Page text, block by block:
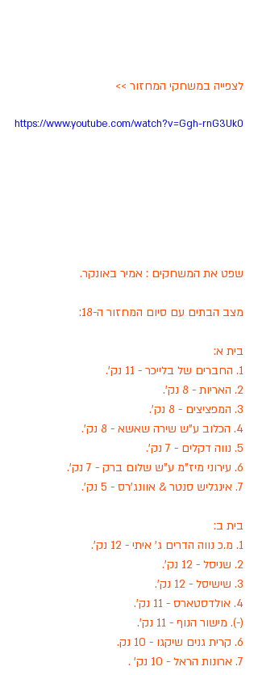
לצפייה במשחקי המחזור >>
https://www.youtube.com/watch?v=Ggh-rnG3Uk0
שפט את המשחקים : אמיר באונקר.
מצב הבתים עם סיום המחזור ה-18:
בית א:
1. החברים של בלייכר - 11 נק'.
2. האריות - 8 נק'.
3. המפציצים - 8 נק'.
4. הכלוב ע"ש שירה שאשא - 8 נק'.
5. נווה דקלים - 7 נק'.
6. עירוני מיז"מ ע"ש שלום ברק - 7 נק'.
7. אינגליש סנטר & אוונג'רס - 5 נק'.
בית ב:
1. מ.כ נווה הדרים ג' איתי - 12 נק'.
2. שניסל - 12 נק'.
3. שישיסל - 12 נק'.
4. אולדסטארס - 11 נק'.
(-). מישור הנוף - 11 נק'.
6. קרית גנים שיקגו - 10 נק.
7. ארונות הראל - 10 נק' .